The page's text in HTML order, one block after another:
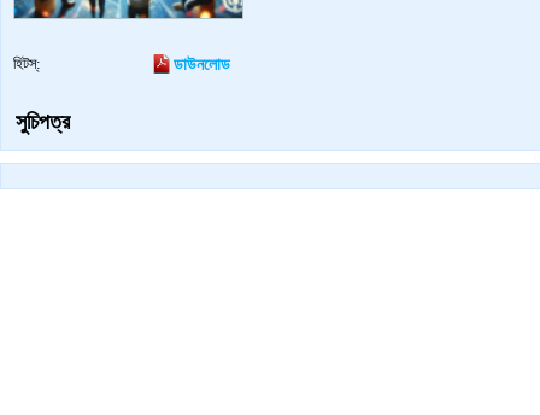
হিটস্: ডাউনলোড
সুচিপত্র